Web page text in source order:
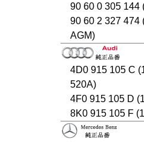
90 60 0 305 144
90 60 2 327 474
AGM)
4D0 915 105 C
520A)
4F0 915 105 D
8K0 915 105 F